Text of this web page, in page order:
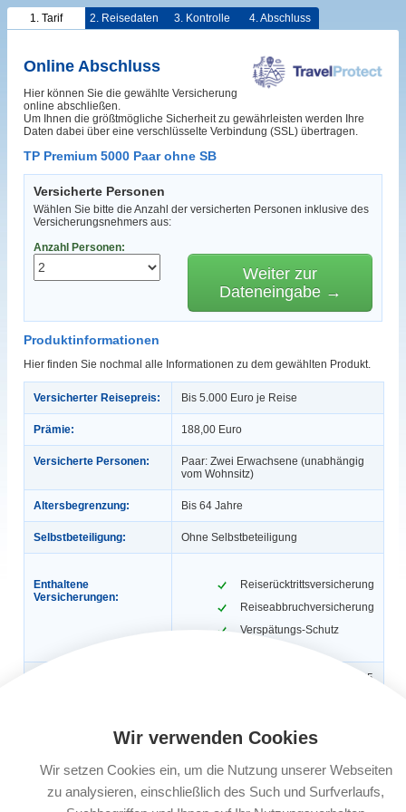
1. Tarif 2. Reisedaten 3. Kontrolle 4. Abschluss
Online Abschluss
Hier können Sie die gewählte Versicherung
online abschließen.
Um Ihnen die größtmögliche Sicherheit zu gewährleisten werden Ihre
Daten dabei über eine verschlüsselte Verbindung (SSL) übertragen.
TP Premium 5000 Paar ohne SB
Versicherte Personen
Wählen Sie bitte die Anzahl der versicherten Personen inklusive des
Versicherungsnehmers aus:
Anzahl Personen:
Weiter zur
Dateneingabe →
Produktinformationen
Hier finden Sie nochmal alle Informationen zu dem gewählten Produkt.
Versicherter Reisepreis: Bis 5.000 Euro je Reise
Prämie: 188,00 Euro
Versicherte Personen:
Paar: Zwei Erwachsene (unabhängig
vom Wohnsitz)
Altersbegrenzung: Bis 64 Jahre
Selbstbeteiligung: Ohne Selbstbeteiligung
Enthaltene
Versicherungen:
Reiserücktrittsversicherung
Reiseabbruchversicherung
Verspätungs-Schutz
Versichert sind alle Ihre Reisen bis 365
Buchungsfrist:
Der Abschluss bzw. der Vertragsbeginn
muss spätestens 30 Tage vor
Reisebeginn erfolgen. Bei Buchungen
Wir verwenden Cookies
Wir setzen Cookies ein, um die Nutzung unserer Webseiten
zu analysieren, einschließlich des Such und Surfverlaufs,